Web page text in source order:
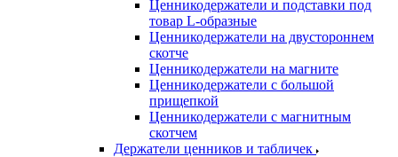
Ценникодержатели и подставки под
товар L-образные
Ценникодержатели на двустороннем
скотче
Ценникодержатели на магните
Ценникодержатели с большой
прищепкой
Ценникодержатели с магнитным
скотчем
Держатели ценников и табличек